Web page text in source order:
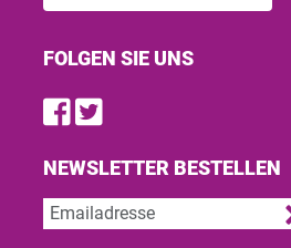
FOLGEN SIE UNS
Find us on
Follow us on
NEWSLETTER BESTELLEN